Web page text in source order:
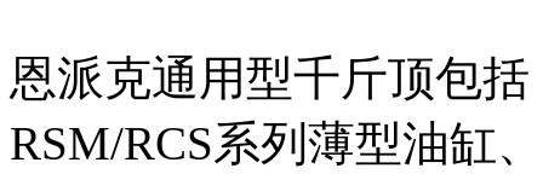
恩派克通用型千斤顶包括
RSM/RCS系列薄型油缸